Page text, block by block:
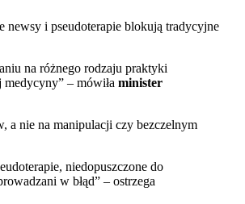
newsy i pseudoterapie blokują tradycyjne
na różnego rodzaju praktyki
– mówiła minister
a nie na manipulacji czy bezczelnym
niedopuszczone do
w błąd” – ostrzega